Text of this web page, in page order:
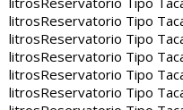
litrosReservatorio Tipo
litrosReservatorio Tipo
litrosReservatorio Tipo
litrosReservatorio Tipo
litrosReservatorio Tipo